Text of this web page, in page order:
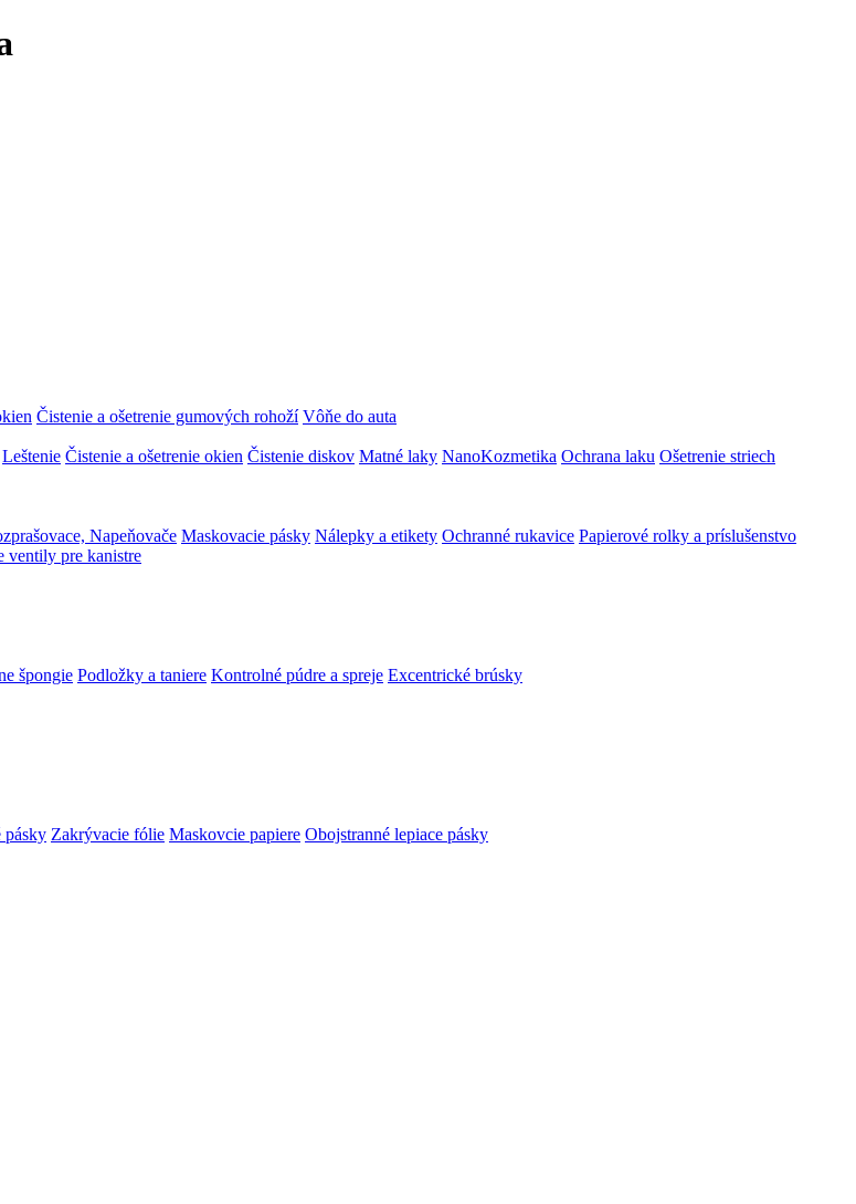
Čistenie a ošetrenie gumových rohoží Vôňe do auta
Leštenie Čistenie a ošetrenie okien Čistenie diskov Matné laky NanoKozmetika Ochrana laku Ošetrenie striech
Napeňovače Maskovacie pásky Nálepky a etikety Ochranné rukavice Papierové rolky a príslušenstvo
ventily pre kanistre
špongie Podložky a taniere Kontrolné púdre a spreje Excentrické brúsky
pásky Zakrývacie fólie Maskovcie papiere Obojstranné lepiace pásky